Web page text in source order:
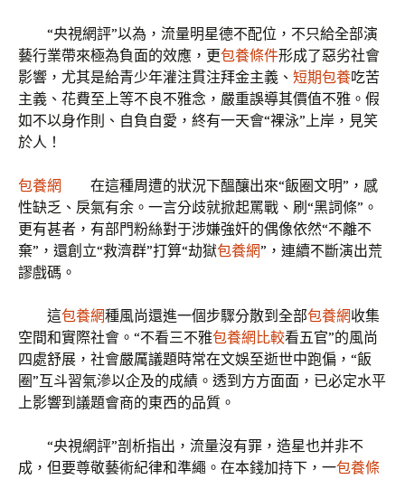
“央視網評”以為，流量明星德不配位，不只給全部演
藝行業帶來極為負面的效應，更包養條件形成了惡劣社會
影響，尤其是給青少年灌注貫注拜金主義、 短期包養吃苦
主義、花費至上等不良不雅念，嚴重誤導其價值不雅。假
如不以身作則、自負自愛，終有一天會“裸泳”上岸，見笑
於人！
包養網 在這種周遭的狀況下醞釀出來“飯圈文明”，感
性缺乏、戾氣有余。一言分歧就掀起罵戰、刷“黑詞條”。
更有甚者，有部門粉絲對于涉嫌強奸的偶像依然“不離不
棄”，還創立“救濟群”打算“劫獄包養網”，連續不斷演出荒
謬戲碼。
這包養網種風尚還進一個步驟分散到全部包養網收集
空間和實際社會。“不看三不雅包養網比較看五官”的風尚
四處舒展，社會嚴厲議題時常在文娛至逝世中跑偏，“飯
圈”互斗習氣滲以企及的成績。透到方方面面，已必定水平
上影響到議題會商的東西的品質。
“央視網評”剖析指出，流量沒有罪，造星也并非不
成，但要尊敬藝術紀律和準繩。在本錢加持下，一包養條